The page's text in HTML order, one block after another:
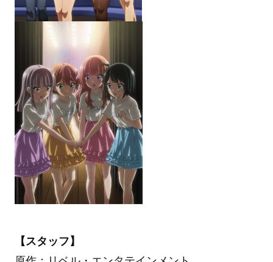
【スタッフ】